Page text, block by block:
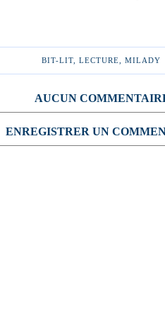
BIT-LIT ,LECTURE ,MILADY
AUCUN
ENREGISTRER UN